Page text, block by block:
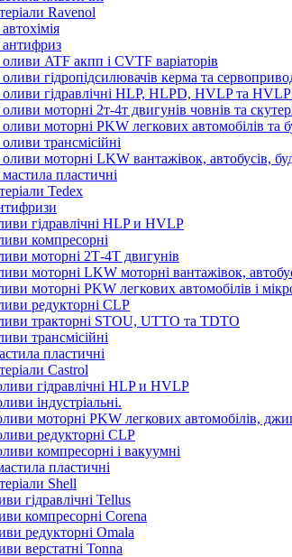
Ravenol
ATF акпп і CVTF варіаторів
гідропідсилювачів керма та
гідравлічні HLP, HLPD, HVLP та
моторні 2т-4т двигунів човнів та
моторні PKW легкових автомобілів та
трансмісійні
моторні LKW вантажівок, автобусів,
пластичні
Tedex
гідравлічні HLP и HVLP
компресорні
моторні 2Т-4Т двигунів
моторні LKW моторні вантажівок,
моторні PKW легкових автомобілів і
редукторні CLP
тракторні STOU, UTTO та TDTO
трансмісійні
пластичні
Castrol
гідравлічні HLP и HVLP
індустріальні.
моторні PKW легкових автомобілів,
редукторні CLP
компресорні і вакуумні
пластичні
Shell
гідравлічні Tellus
компресорні Corena
редукторні Omala
верстатні Tonna